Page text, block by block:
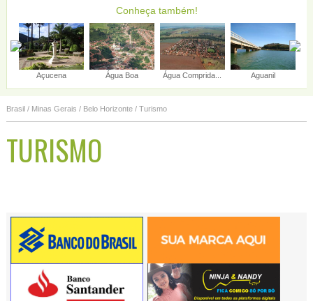
Conheça também!
Açucena Água Boa Água Comprida... Aguanil
Brasil/ Minas Gerais / Belo Horizonte/ Turismo
TURISMO